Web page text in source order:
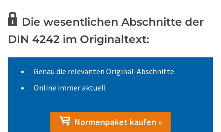
Die wesentlichen Abschnitte der
DIN 4242 im Originaltext:
Genau die relevanten Original-Abschnitte
Online immer aktuell
Normenpaket kaufen »